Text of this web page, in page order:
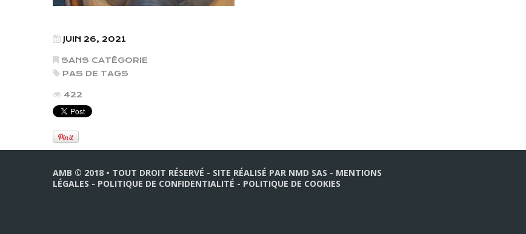
JUIN 26, 2021
SANS CATÉGORIE
PAS DE TAGS
422
AMB © 2018 • TOUT DROIT RÉSERVÉ - SITE RÉALISÉ PAR NMD SAS - MENTIONS
LÉGALES - POLITIQUE DE CONFIDENTIALITÉ - POLITIQUE DE COOKIES